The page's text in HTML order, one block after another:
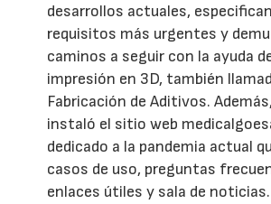
desarrollos actuales,
requisitos más urgentes y
caminos a seguir con la ayuda
impresión en 3D, también
Fabricación de Aditivos.
instaló el sitio web
dedicado a la pandemia actual
casos de uso, preguntas
enlaces útiles y sala de noticias.